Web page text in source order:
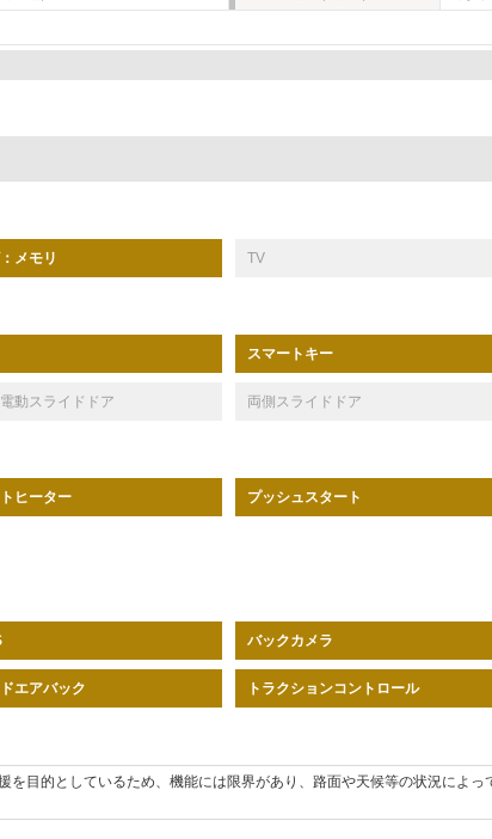
メモリ TV
スマートキー
動スライドドア 両側スライドドア
ヒーター プッシュスタート
バックカメラ
エアバック トラクションコントロール
目的としているため、機能には限界があり、路面や天候等の状況によっ